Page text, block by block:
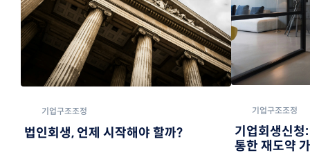
법인회생, 언제 시작해야 할까?
기업구조조정
기업회생신청
통한 재도약
기업구조조정